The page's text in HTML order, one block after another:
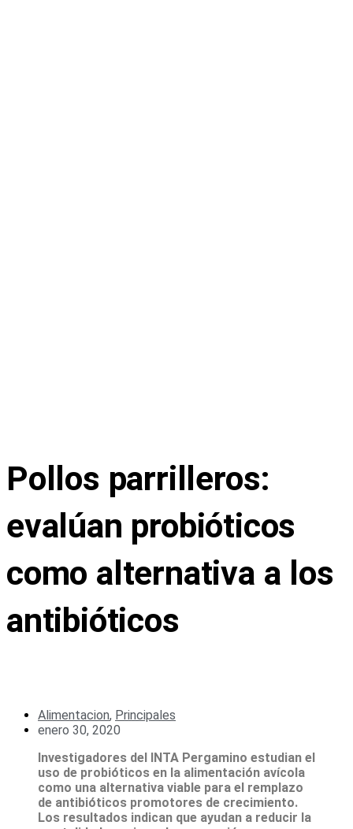
Pollos parrilleros:
evalúan probióticos
como alternativa a los
antibióticos
Alimentacion, Principales
enero 30, 2020
Investigadores del INTA Pergamino estudian el
uso de probióticos en la alimentación avícola
como una alternativa viable para el remplazo
de antibióticos promotores de crecimiento.
Los resultados indican que ayudan a reducir la